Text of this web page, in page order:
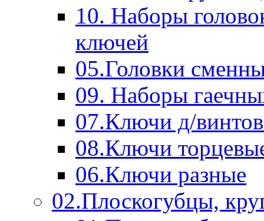
10. Наборы
ключей
05.Головки
09. Наборы
07.Ключи д/
08.Ключи
06.Ключи разные
02.Плоскогубцы,